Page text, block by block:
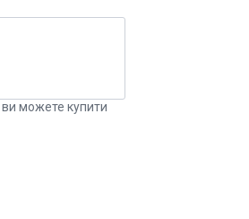
ви можете купити